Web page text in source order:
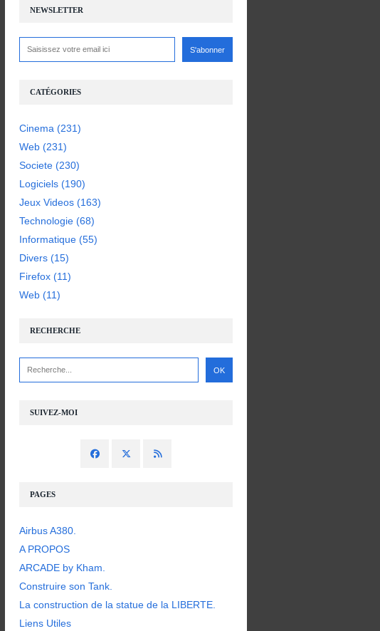
NEWSLETTER
SUIVEZ-MOI
RECHERCHE
PAGES
Airbus A380.
A PROPOS
ARCADE by Kham.
Construire son Tank.
La construction de la statue de la LIBERTE.
Liens Utiles
CATÉGORIES
Cinema (231)
Web (231)
Societe (230)
Logiciels (190)
Jeux Videos (163)
Technologie (68)
Informatique (55)
Divers (15)
Firefox (11)
Web (11)